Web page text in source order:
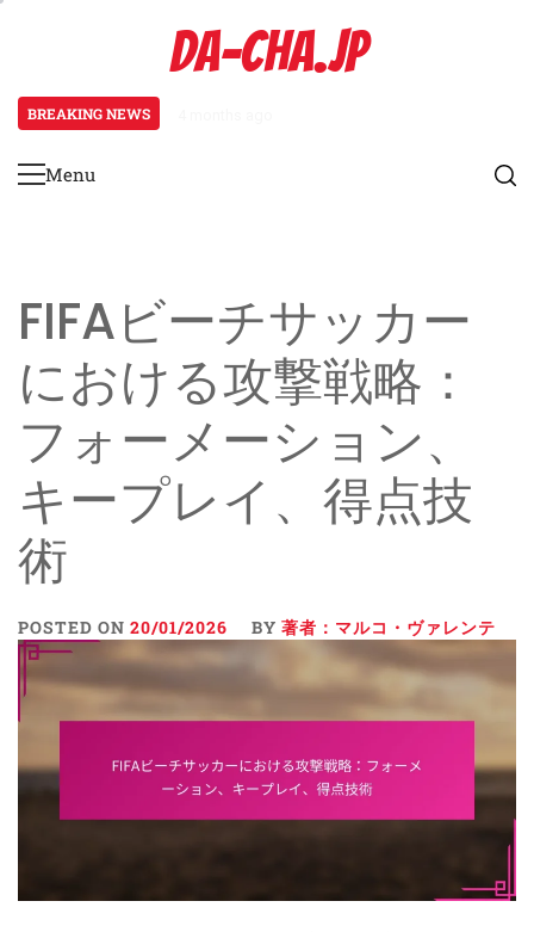
DA-CHA.JP
BREAKING NEWS
Primary
Menu
FIFAビーチサッカー
における攻撃戦略：
フォーメーション、
キープレイ、得点技
術
POSTED ON 20/01/2026 BY 著者：マルコ・ヴァレンテ